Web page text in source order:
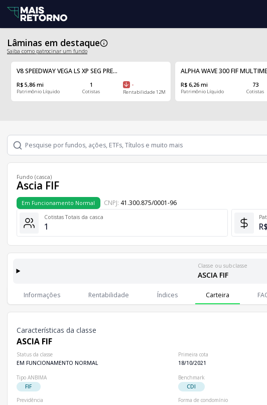
Lâminas em destaque
Saiba como patrocinar um fundo
V8 SPEEDWAY VEGA LS XP SEG PRE...
R$ 5,86 mi
Patrimônio Líquido
1
Cotistas
-
Rentabilidade 12M
ALPHA WAVE 300 FIF
R$ 6,26 mi
Patrimônio Líquido
73
Cotistas
Fundo (casca)
Ascia FIF
Em Funcionamento Normal CNPJ: 41.300.875/0001-96
Cotistas Totais da casca
1
Classes e Subclasses do Fundo
Classes
Patrimônio LíquidoCotistas
Classe ou subclasse
ASCIA FIF
Informações Rentabilidade Índices Carteira
Características da classe
ASCIA FIF
Status da classe
EM FUNCIONAMENTO NORMAL
Primeira cota
18/10/2021
Tipo ANBIMA
FIF
Benchmark
CDI
Previdência
Forma de condomínio